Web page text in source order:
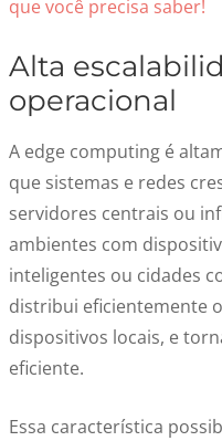
que você precisa saber!
Alta
operacional
A edge computing é
que sistemas e redes
servidores centrais ou
ambientes com
inteligentes ou cidades
distribui eficientemente
dispositivos locais, e
eficiente.
Essa característica